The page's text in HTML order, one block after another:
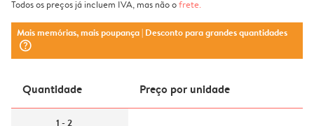
Todos os preços já incluem IVA, mas não ofrete.
Mais memórias, mais poupança| Desconto para grandes quantidades
question_mark_circle
Quantidade Preço por unidade
1 - 2